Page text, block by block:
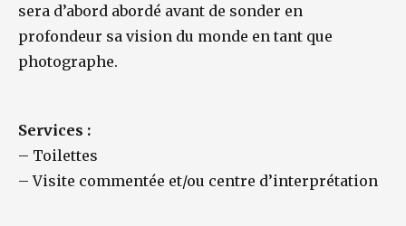
sera d’abord abordé avant de sonder en
profondeur sa vision du monde en tant que
photographe.
Services :
– Toilettes
–Visite commentée et/ou centre d’interprétation